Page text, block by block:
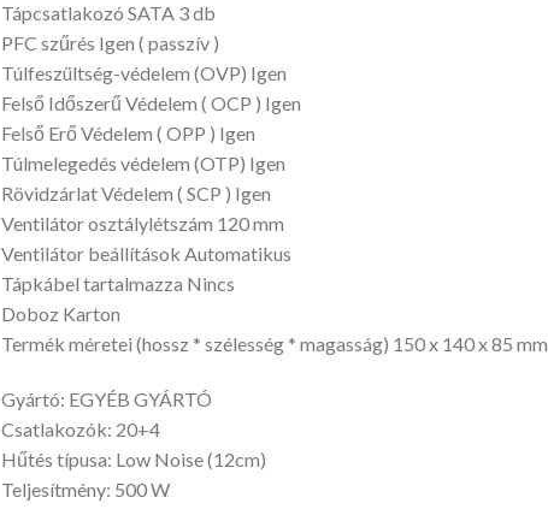
Tápcsatlakozó SATA 3 db
PFC szűrés Igen ( passzív )
Túlfeszültség-védelem (OVP) Igen
Felső Időszerű Védelem ( OCP ) Igen
Felső Erő Védelem ( OPP ) Igen
Túlmelegedés védelem (OTP) Igen
Rövidzárlat Védelem ( SCP ) Igen
Ventilátor osztálylétszám 120 mm
Ventilátor beállítások Automatikus
Tápkábel tartalmazza Nincs
Doboz Karton
Termék méretei (hossz * szélesség * magasság) 150 x 140 x 85 mm
Gyártó: EGYÉB GYÁRTÓ
Csatlakozók: 20+4
Hűtés típusa: Low Noise (12cm)
Teljesítmény: 500 W